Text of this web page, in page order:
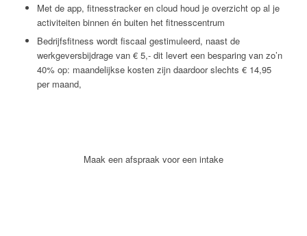
Met de app, fitnesstracker en cloud houd je overzicht op al je
activiteiten binnen én buiten het fitnesscentrum
Bedrijfsfitness wordt fiscaal gestimuleerd, naast de
werkgeversbijdrage van € 5,- dit levert een besparing van zo’n
40% op: maandelijkse kosten zijn daardoor slechts € 14,95
per maand,
Maak een afspraak voor een intake